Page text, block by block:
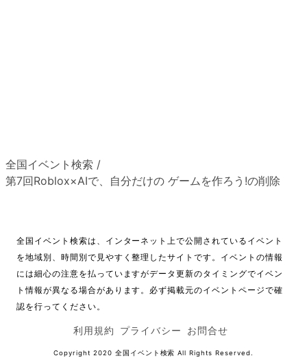
全国イベント検索 /
第7回Roblox×AIで、自分だけの ゲームを作ろう!の削除
全国イベント検索は、インターネット上で公開されているイベント
を地域別、時間別で見やすく整理したサイトです。イベントの情報
には細心の注意を払っていますがデータ更新のタイミングでイベン
ト情報が異なる場合があります。必ず掲載元のイベントページで確
認を行ってください。
利用規約 プライバシー お問合せ
Copyright 2020 全国イベント検索 All Rights Reserved.